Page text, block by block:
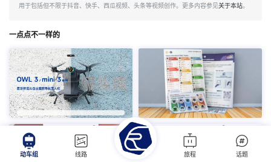
动车组 线路 旅程 话题
用于包括但不限于抖音、快手、西瓜视频、头条等视频创作。更多内容参见关于本站。
一点点不一样的